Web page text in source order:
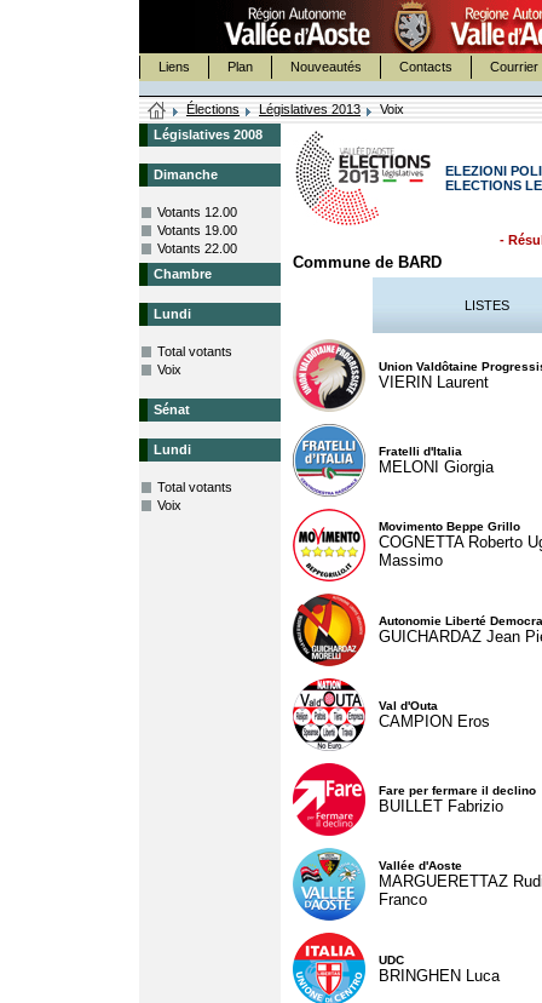
Liens Plan Nouveautés Contacts Courrier
Élections Législatives 2013
Voix
Législatives 2008
Dimanche
Votants 12.00
Votants 19.00
Votants 22.00
Chambre
Lundi
Total votants
Voix
Sénat
Lundi
Total votants
Voix
ELEZIONI
ELECTIONS
-
Commune de BARD
LISTES
Union Valdôtaine
VIERIN Laurent
Fratelli d'Italia
MELONI Giorgia
Movimento Beppe Grillo
COGNETTA Roberto
Massimo
Autonomie Liberté
GUICHARDAZ Jean
Val d'Outa
CAMPION Eros
Fare per fermare il declino
BUILLET Fabrizio
Vallée d'Aoste
MARGUERETTAZ
Franco
UDC
BRINGHEN Luca